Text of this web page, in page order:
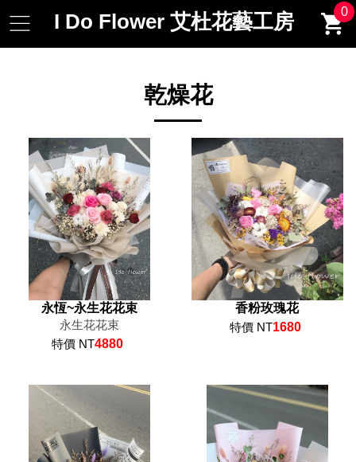
I Do Flower 艾杜花藝工房 0
乾燥花
永恆~永生花花束
永生花花束
特價 NT4880
香粉玫瑰花
特價 NT1680